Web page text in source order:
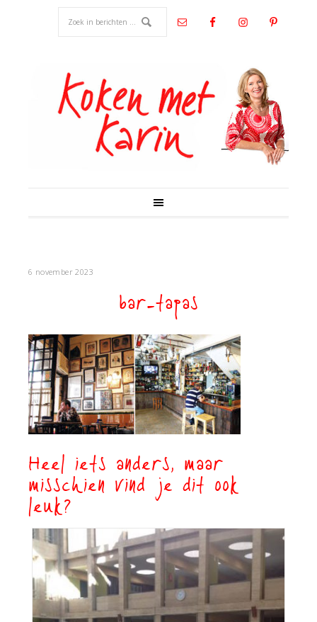
6 november 2023
bar-tapas
Heel iets anders, maar
misschien vind je dit ook
leuk?